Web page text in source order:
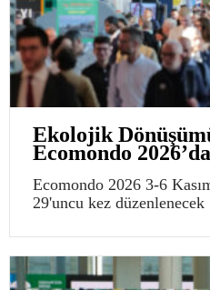
Ekolojik
Ecomondo 2026’da
Ecomondo 2026 3-6
29'uncu kez düzenlenecek